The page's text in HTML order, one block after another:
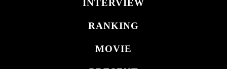
INTERVIEW
RANKING
MOVIE